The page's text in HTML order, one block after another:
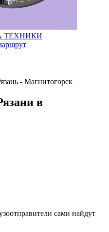
ТЕХНИКИ
- Магнитогорск
в
сами найдут